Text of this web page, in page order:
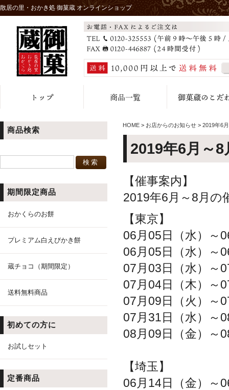
散居の里・おかき処 御菓蔵 オンラインショップ
商品検索
期間限定商品
おかくらのお餅
プレミアム白えびかき餅
蔵チョコ（期間限定）
送料無料商品
初めての方に
お試しセット
定番商品
HOME > お店からのお知らせ > 2019年6
2019年6月～
【催事案内】
2019年6月～8月の
【東京】
06月05日（水）
06月05日（水）～
07月03日（水）～
07月04日（木）
07月09日（火）～
07月31日（水）
08月09日（金）～
【埼玉】
06月14日（金）～